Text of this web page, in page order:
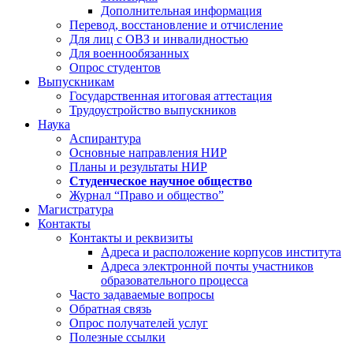
Дополнительная информация
Перевод, восстановление и отчисление
Для лиц с ОВЗ и инвалидностью
Для военнообязанных
Опрос студентов
Выпускникам
Государственная итоговая аттестация
Трудоустройство выпускников
Наука
Аспирантура
Основные направления НИР
Планы и результаты НИР
Студенческое научное общество
Журнал “Право и общество”
Магистратура
Контакты
Контакты и реквизиты
Адреса и расположение корпусов института
Адреса электронной почты участников
образовательного процесса
Часто задаваемые вопросы
Обратная связь
Опрос получателей услуг
Полезные ссылки